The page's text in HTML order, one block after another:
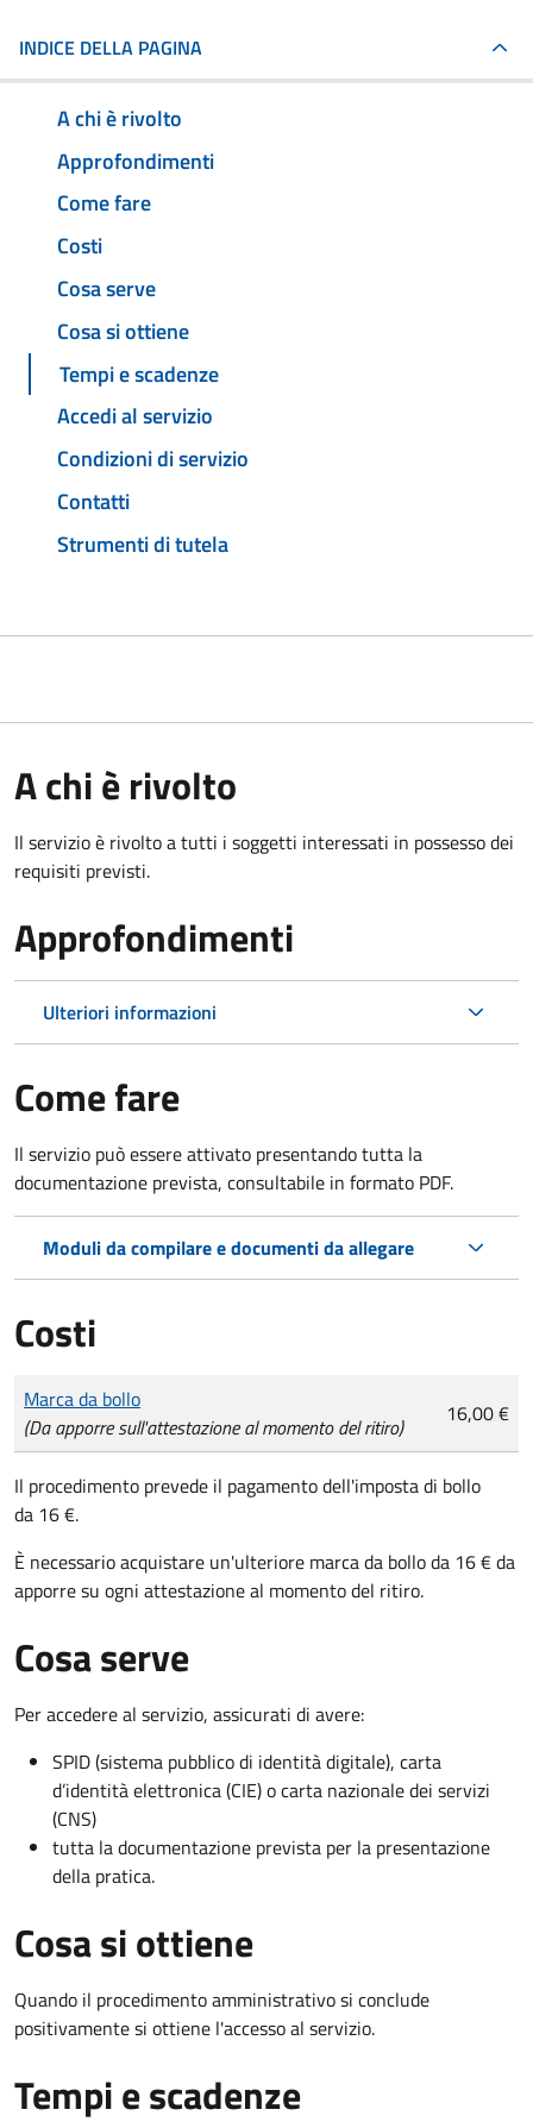
INDICE DELLA PAGINA
A chi è rivolto
Approfondimenti
Come fare
Costi
Cosa serve
Cosa si ottiene
Tempi e scadenze
Accedi al servizio
Condizioni di servizio
Contatti
Strumenti di tutela
A chi è rivolto
Il servizio è rivolto a tutti i soggetti interessati in possesso dei
requisiti previsti.
Approfondimenti
Ulteriori informazioni
Come fare
Il servizio può essere attivato presentando tutta la
documentazione prevista, consultabile in formato PDF.
Moduli da compilare e documenti da allegare
Costi
Tipo di pagamento
Importo
Marca da bollo
(Da apporre sull'attestazione al momento del ritiro)
16,00 €
Il procedimento prevede il pagamento dell'imposta di bollo
da 16 €.
È necessario acquistare un'ulteriore marca da bollo da 16 € da
apporre su ogni attestazione al momento del ritiro.
Cosa serve
Per accedere al servizio, assicurati di avere:
SPID (sistema pubblico di identità digitale), carta
d’identità elettronica (CIE) o carta nazionale dei servizi
(CNS)
tutta la documentazione prevista per la presentazione
della pratica.
Cosa si ottiene
Quando il procedimento amministrativo si conclude
positivamente si ottiene l'accesso al servizio.
Tempi e scadenze